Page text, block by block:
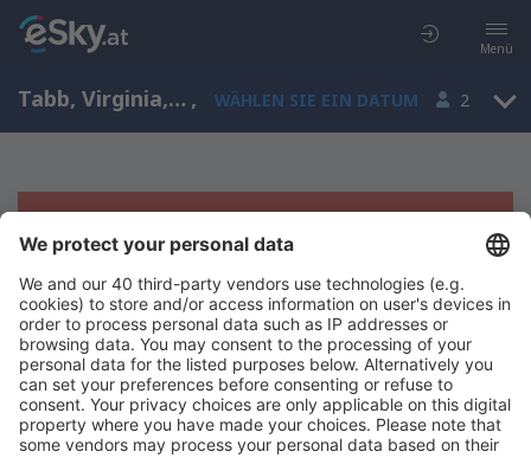
Menü
Tabb, Virginia, USA , WÄHLEN SIE EIN DATUM 2
Es tut uns leid, wir können keine
Ergebnisse aufzeigen
Bitte starten Sie Ihre Suche erneut mit anderen Suchkriterien.